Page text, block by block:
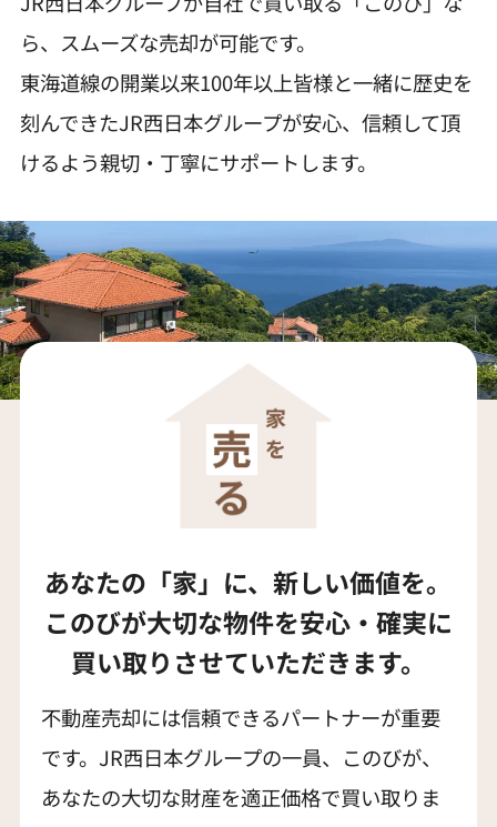
ら、スムーズな売却が可能です。
東海道線の開業以来100年以上皆様と一緒に歴史を
刻んできたJR西日本グループが安心、信頼して頂
けるよう親切・丁寧にサポートします。
あなたの「家」に、新しい価値を。
このびが大切な物件を安心・確実に
買い取りさせていただきます。
不動産売却には信頼できるパートナーが重要
です。JR西日本グループの一員、このびが、
あなたの大切な財産を適正価格で買い取りま